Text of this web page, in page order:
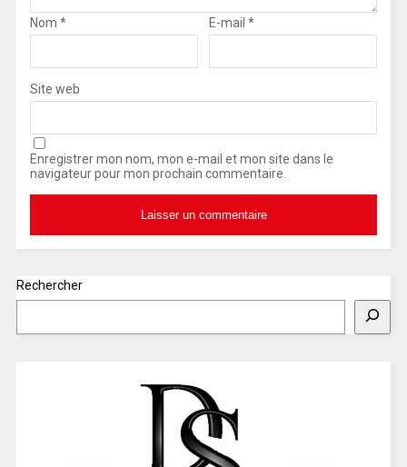
Nom * E-mail *
Site web
Enregistrer mon nom, mon e-mail et mon site dans le
navigateur pour mon prochain commentaire.
Rechercher